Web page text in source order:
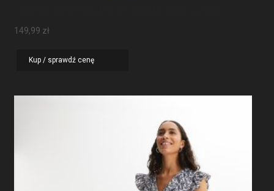
149,99 zł
Kup / sprawdź cenę